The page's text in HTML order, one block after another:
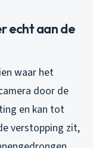
echt aan de
waar het
door de
en kan tot
verstopping zit,